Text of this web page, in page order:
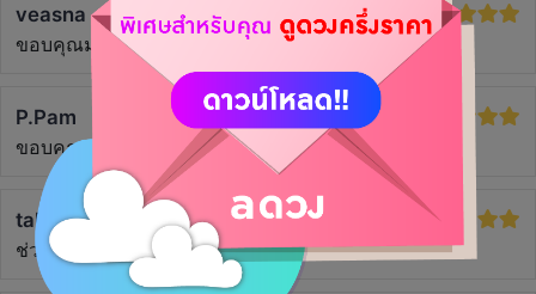
veasna 5 ปีที่แล้ว
ขอบคุณมากค่ะ
P.Pam
ขอบคุณมากเลยค่า แม่นมากๆค่ะ
takkatan 5 ปีที่แล้ว
ช่วยให้ตัดสินใจได้ง่ายขึ้น ขอบคุณนะคะ